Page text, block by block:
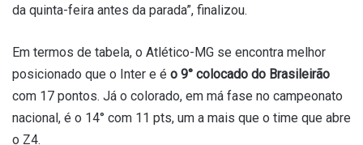
da quinta-feira antes da parada”, finalizou.
Em termos de tabela, o Atlético-MG se encontra melhor
posicionado que o Inter e é o 9° colocado do Brasileirão
com 17 pontos. Já o colorado, em má fase no campeonato
nacional, é o 14° com 11 pts, um a mais que o time que abre
o Z4.